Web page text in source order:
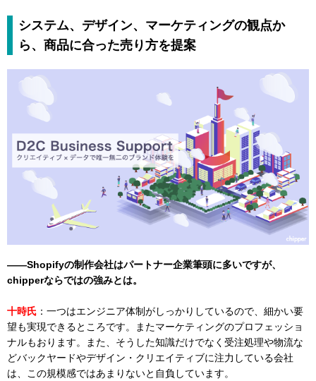
システム、デザイン、マーケティングの観点か
ら、商品に合った売り方を提案
――Shopifyの制作会社はパートナー企業筆頭に多いですが、
chipperならではの強みとは。
十時氏 ：一つはエンジニア体制がしっかりしているので、細かい要
望も実現できるところです。またマーケティングのプロフェッショ
ナルもおります。また、そうした知識だけでなく受注処理や物流な
どバックヤードやデザイン・クリエイティブに注力している会社
は、この規模感ではあまりないと自負しています。